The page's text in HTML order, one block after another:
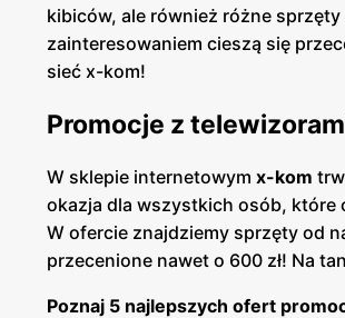
kibiców, ale również różne
zainteresowaniem cieszą się
sieć x-kom!
Promocje z
W sklepie internetowym x-kom
okazja dla wszystkich osób, które
W ofercie znajdziemy sprzęty od
przecenione nawet o 600 zł! Na
Poznaj 5 najlepszych ofert